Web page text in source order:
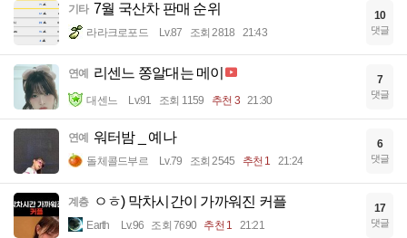
기타 7월 국산차 판매 순위
라라크로포드 Lv.87 조회 2818 21:43
10
댓글
연예 리센느 쫑알대는 메이
대센느 Lv.91 조회 1159 추천 3 21:30
7
댓글
연예 워터밤 _ 예나
돌체콜드부르 Lv.79 조회 2545 추천 1 21:24
6
댓글
계층 ㅇㅎ) 막차시간이 가까워진 커플
Earth Lv.96 조회 7690 추천 1 21:21
17
댓글